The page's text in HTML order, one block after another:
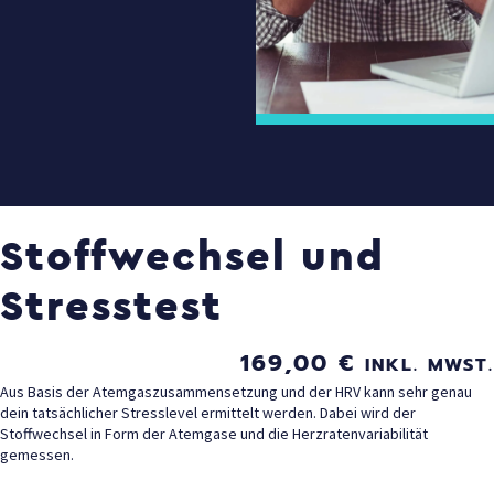
Stoffwechsel und
Stresstest
169,00 € INKL. MWST.
Aus Basis der Atemgaszusammensetzung und der HRV kann sehr genau
dein tatsächlicher Stresslevel ermittelt werden. Dabei wird der
Stoffwechsel in Form der Atemgase und die Herzratenvariabilität
gemessen.